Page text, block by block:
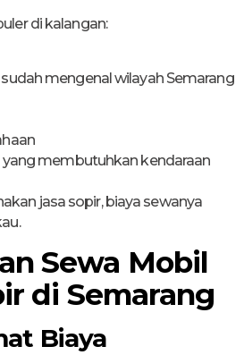
di kalangan:
mengenal wilayah Semarang
yang membutuhkan kendaraan
jasa sopir, biaya sewanya
Sewa Mobil
di Semarang
Biaya